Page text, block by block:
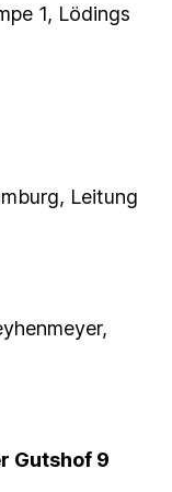
1, Lödings
Leitung
Gutshof 9